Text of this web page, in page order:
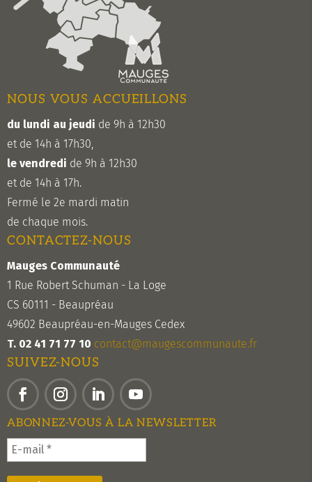
NOUS VOUS ACCUEILLONS
du lundi au jeudi de 9h à 12h30
et de 14h à 17h30,
le vendredi de 9h à 12h30
et de 14h à 17h.
Fermé le 2e mardi matin
de chaque mois.
CONTACTEZ-NOUS
Mauges Communauté
1 Rue Robert Schuman - La Loge
CS 60111 - Beaupréau
49602 Beaupréau-en-Mauges Cedex
T. 02 41 71 77 10 contact@maugescommunaute.fr
SUIVEZ-NOUS
FacebookInstagramLinkedInYouTube
ABONNEZ-VOUS À LA NEWSLETTER